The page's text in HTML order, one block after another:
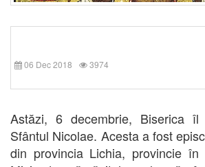
06 Dec 2018 3974
Astăzi, 6 decembrie, Biserica îl
Sfântul Nicolae. Acesta a fost
din provincia Lichia, provincie în